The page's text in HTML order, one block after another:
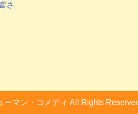
さ
ーマン・コメディ All Rights